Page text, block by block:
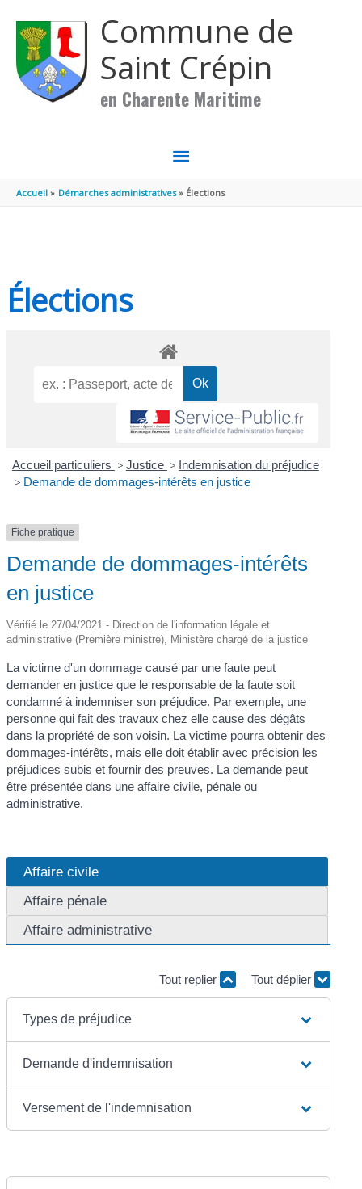
Commune de
Saint Crépin
en Charente Maritime
MENU
PRINCIPAL
Accueil Démarches administratives Élections
Élections
Accueil particuliers > Justice > Indemnisation du préjudice
> Demande de dommages-intérêts en justice
Fiche pratique
Demande de dommages-intérêts
en justice
Vérifié le 27/04/2021 - Direction de l'information légale et
administrative (Première ministre), Ministère chargé de la justice
La victime d'un dommage causé par une faute peut
demander en justice que le responsable de la faute soit
condamné à indemniser son préjudice. Par exemple, une
personne qui fait des travaux chez elle cause des dégâts
dans la propriété de son voisin. La victime pourra obtenir des
dommages-intérêts, mais elle doit établir avec précision les
préjudices subis et fournir des preuves. La demande peut
être présentée dans une affaire civile, pénale ou
administrative.
Affaire civile
Affaire pénale
Affaire administrative
Tout replier Tout déplier
Types de préjudice
Demande d'indemnisation
Versement de l'indemnisation